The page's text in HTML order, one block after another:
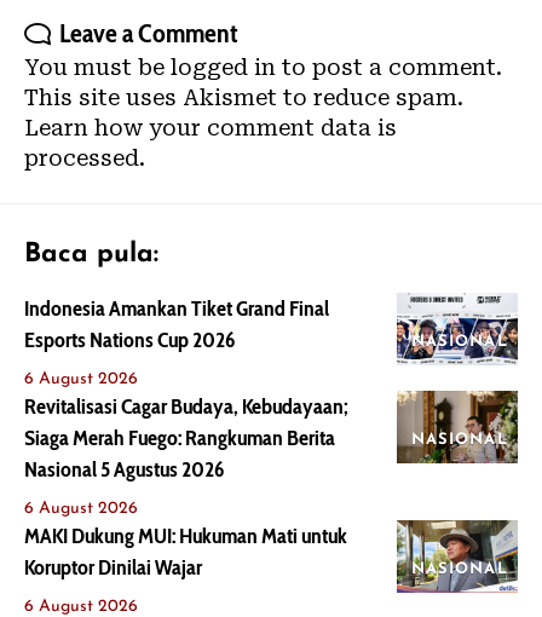
Leave a Comment
You must be logged in to post a comment.
This site uses Akismet to reduce spam.
Learn how your comment data is
processed.
Baca pula:
NASIONAL
Indonesia Amankan Tiket Grand Final
Esports Nations Cup 2026
6 August 2026
NASIONAL
Revitalisasi Cagar Budaya, Kebudayaan;
Siaga Merah Fuego: Rangkuman Berita
Nasional 5 Agustus 2026
6 August 2026
NASIONAL
MAKI Dukung MUI: Hukuman Mati untuk
Koruptor Dinilai Wajar
6 August 2026